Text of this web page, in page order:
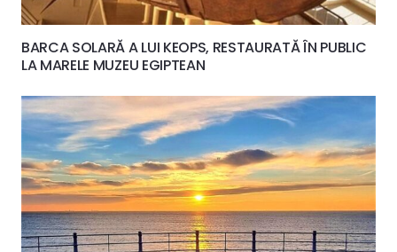
BARCA SOLARĂ A LUI KEOPS, RESTAURATĂ ÎN PUBLIC
LA MARELE MUZEU EGIPTEAN